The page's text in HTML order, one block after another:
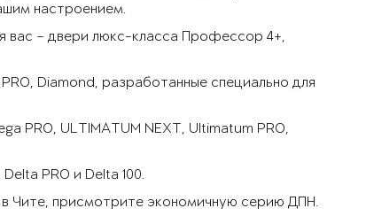
настроением.
вас – двери люкс-класса Профессор 4+,
Diamond, разработанные специально для
PRO, ULTIMATUM NEXT, Ultimatum PRO,
PRO и Delta 100.
Чите, присмотрите экономичную серию ДПН.